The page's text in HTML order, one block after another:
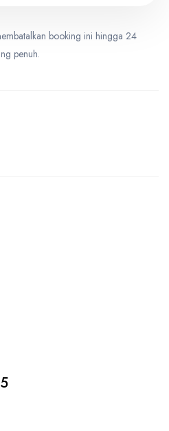
booking ini hingga 24
penuh.